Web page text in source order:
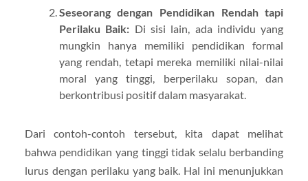
Seseorang dengan Pendidikan Rendah tapi
Perilaku Baik: Di sisi lain, ada individu yang
mungkin hanya memiliki pendidikan formal
yang rendah, tetapi mereka memiliki nilai-nilai
moral yang tinggi, berperilaku sopan, dan
berkontribusi positif dalam masyarakat.
Dari contoh-contoh tersebut, kita dapat melihat
bahwa pendidikan yang tinggi tidak selalu berbanding
lurus dengan perilaku yang baik. Hal ini menunjukkan